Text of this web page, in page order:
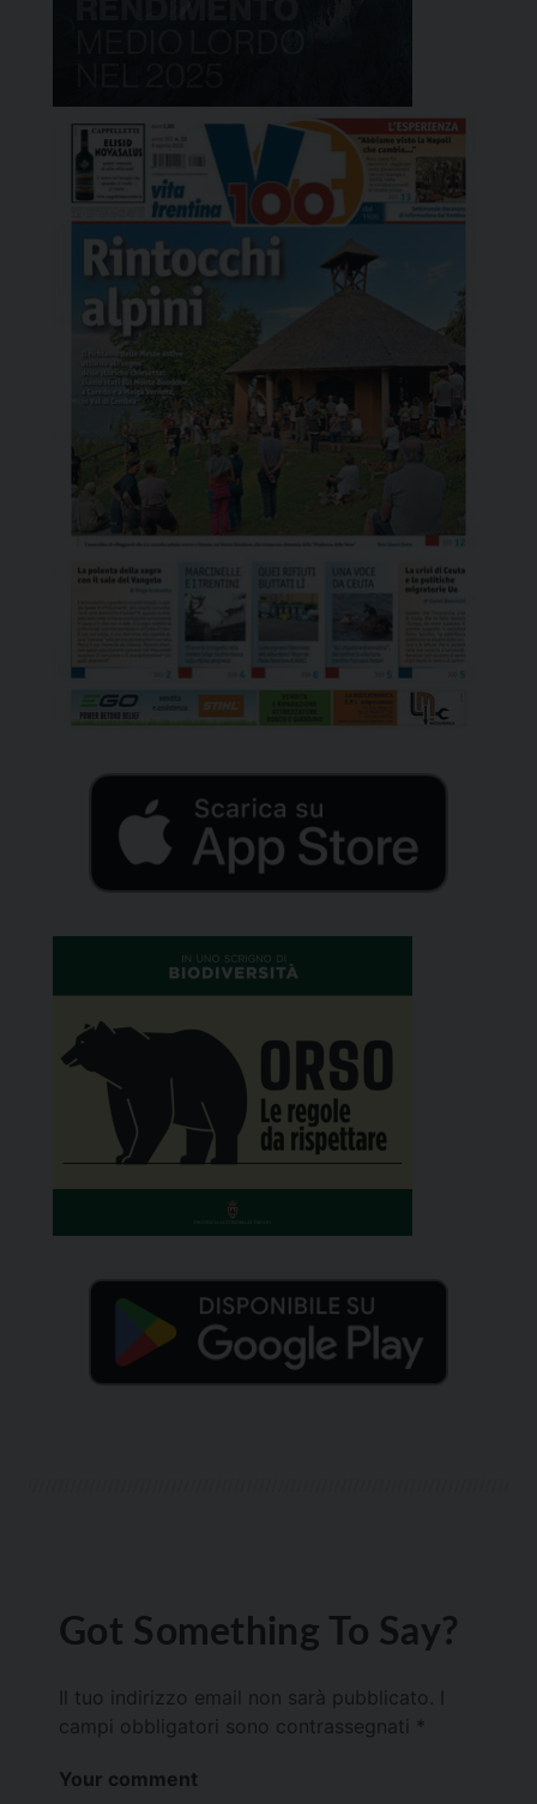
Got Something To Say?
Il tuo indirizzo email non sarà pubblicato.
campi obbligatori sono contrassegnati *
Your comment